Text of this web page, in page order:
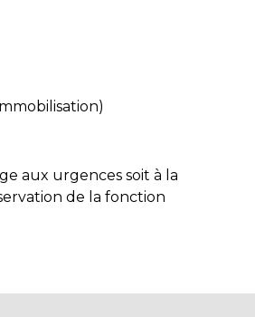
aux urgences soit à la
de la fonction